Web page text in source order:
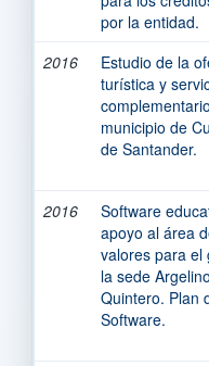
por la entidad.
2016
Estudio de la
turística y
municipio de
de Santander.
2016
Software
apoyo al área
valores para el
la sede
Quintero. Plan
Software.